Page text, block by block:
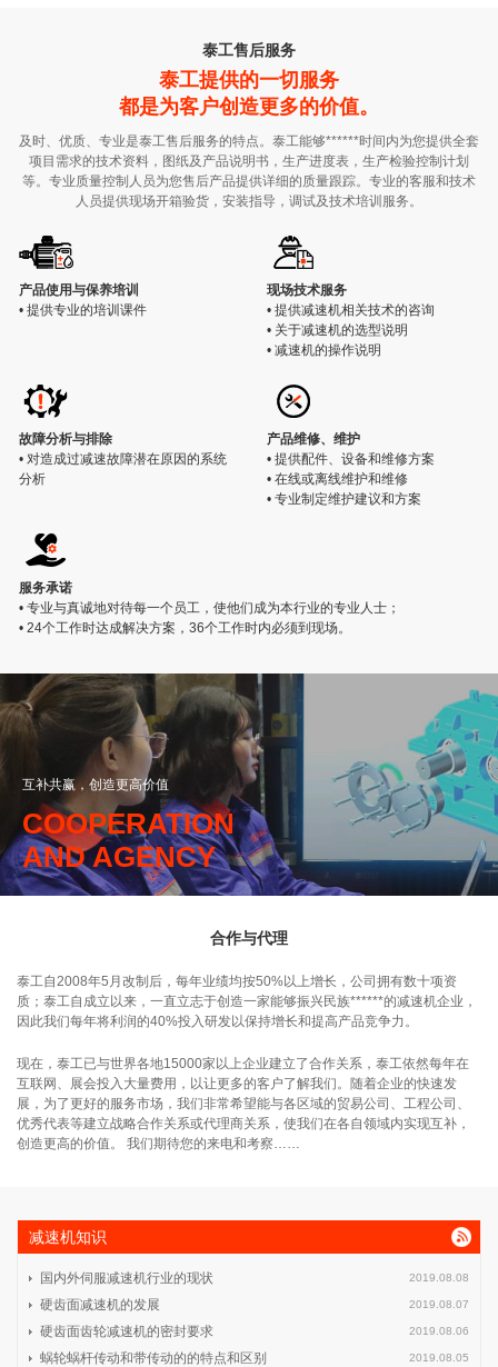
泰工售后服务
泰工提供的一切服务
都是为客户创造更多的价值。
及时、优质、专业是泰工售后服务的特点。泰工能够******时间内为您提供全套
项目需求的技术资料，图纸及产品说明书，生产进度表，生产检验控制计划
等。专业质量控制人员为您售后产品提供详细的质量跟踪。专业的客服和技术
人员提供现场开箱验货，安装指导，调试及技术培训服务。
产品使用与保养培训
• 提供专业的培训课件
现场技术服务
• 提供减速机相关技术的咨询
• 关于减速机的选型说明
• 减速机的操作说明
故障分析与排除
• 对造成过减速故障潜在原因的系统
分析
产品维修、维护
• 提供配件、设备和维修方案
• 在线或离线维护和维修
• 专业制定维护建议和方案
服务承诺
• 专业与真诚地对待每一个员工，使他们成为本行业的专业人士；
• 24个工作时达成解决方案，36个工作时内必须到现场。
互补共赢，创造更高价值
COOPERATION
AND AGENCY
合作与代理
泰工自2008年5月改制后，每年业绩均按50%以上增长，公司拥有数十项资
质；泰工自成立以来，一直立志于创造一家能够振兴民族******的减速机企业，
因此我们每年将利润的40%投入研发以保持增长和提高产品竞争力。
现在，泰工已与世界各地15000家以上企业建立了合作关系，泰工依然每年在
互联网、展会投入大量费用，以让更多的客户了解我们。随着企业的快速发
展，为了更好的服务市场，我们非常希望能与各区域的贸易公司、工程公司、
优秀代表等建立战略合作关系或代理商关系，使我们在各自领域内实现互补，
创造更高的价值。 我们期待您的来电和考察……
减速机知识
2019.08.08
国内外伺服减速机行业的现状
2019.08.07
硬齿面减速机的发展
2019.08.06
硬齿面齿轮减速机的密封要求
2019.08.05
蜗轮蜗杆传动和带传动的的特点和区别